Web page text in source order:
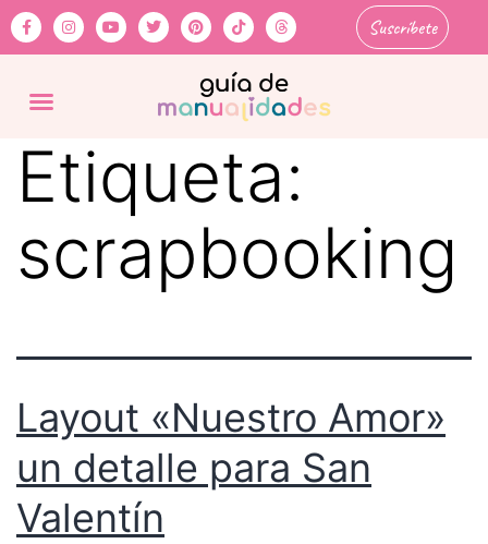
Suscríbete
Etiqueta:
scrapbooking
Layout «Nuestro Amor»
un detalle para San
Valentín